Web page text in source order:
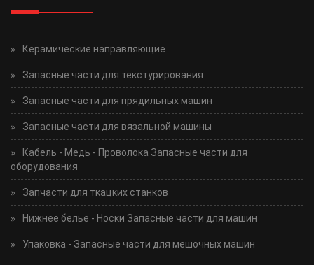
Керамические направляющие
Запасные части для текстурирования
Запасные части для прядильных машин
Запасные части для вязальной машины
Кабель - Медь - Проволока Запасные части для
оборудования
Запчасти для ткацких станков
Нижнее белье - Носки Запасные части для машин
Упаковка - Запасные части для мешочных машин